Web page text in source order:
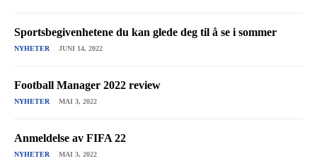
Sportsbegivenhetene du kan glede deg til å se i sommer
NYHETER JUNI 14, 2022
Football Manager 2022 review
NYHETER MAI 3, 2022
Anmeldelse av FIFA 22
NYHETER MAI 3, 2022